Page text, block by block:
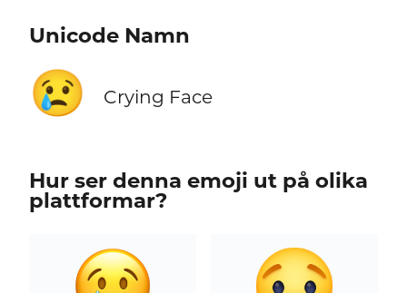
Unicode Namn
😢 Crying Face
Hur ser denna emoji ut på olika
plattformar?